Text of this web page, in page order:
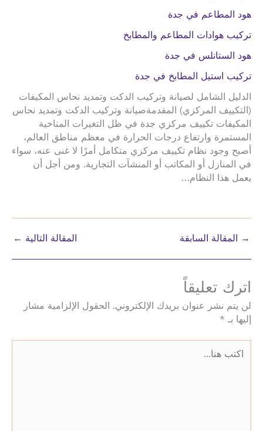
هود المطاعم في جدة
تركيب هوادات المطاعم والمطابخ
هود الستانلس في جدة
تركيب استيل المطابخ في جدة
الدليل الشامل لصيانة وتركيب الدكت وتمديد نحاس المكيفات
(التكييف المركزي) المقدمةصيانة وتركيب الدكت وتمديد نحاس
المكيفات تكييف مركزي جدة في ظل التغيرات المناخية
المستمرة وارتفاع درجات الحرارة في معظم مناطق العالم،
أصبح وجود نظام تكييف مركزي متكامل أمرًا لا غنى عنه، سواء
في المنازل أو المكاتب أو المنشآت التجارية. ومن أجل أن
يعمل هذا النظام…
→ المقالة السابقة المقالة التالية ←
اترك تعليقاً
لن يتم نشر عنوان بريدك الإلكتروني.
الحقول الإلزامية مشار
إليها بـ *
هنا...